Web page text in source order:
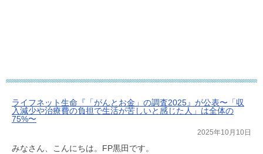
ライフネット生命『「がんとお金」の調査2025』が公表〜「収
入減少や治療費の負担で生活が苦しいと感じた人」は全体の
75%〜
2025年10月10日
みなさん、こんにちは。FP黒田です。